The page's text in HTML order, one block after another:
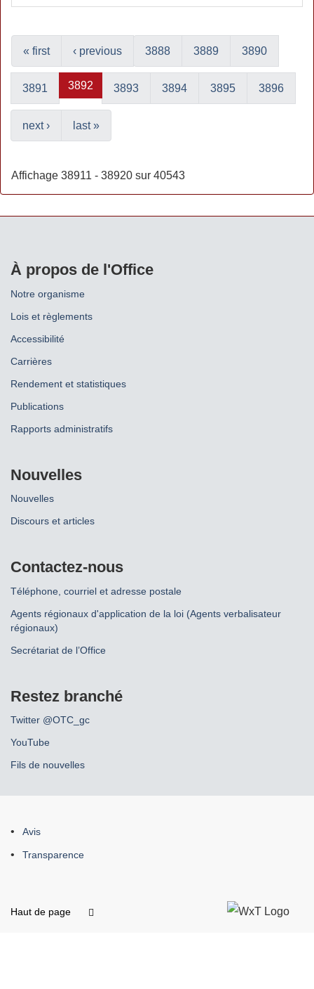
« first ‹ previous 3888 3889 3890
3891 3892 3893 3894 3895 3896
next › last »
Affichage 38911 - 38920 sur 40543
À propos de l'Office
Notre organisme
Lois et règlements
Accessibilité
Carrières
Rendement et statistiques
Publications
Rapports administratifs
Nouvelles
Nouvelles
Discours et articles
Contactez-nous
Téléphone, courriel et adresse postale
Agents régionaux d'application de la loi (Agents verbalisateur
régionaux)
Secrétariat de l’Office
Restez branché
Twitter @OTC_gc
YouTube
Fils de nouvelles
À
propos
site
Avis
Transparence
Haut de page